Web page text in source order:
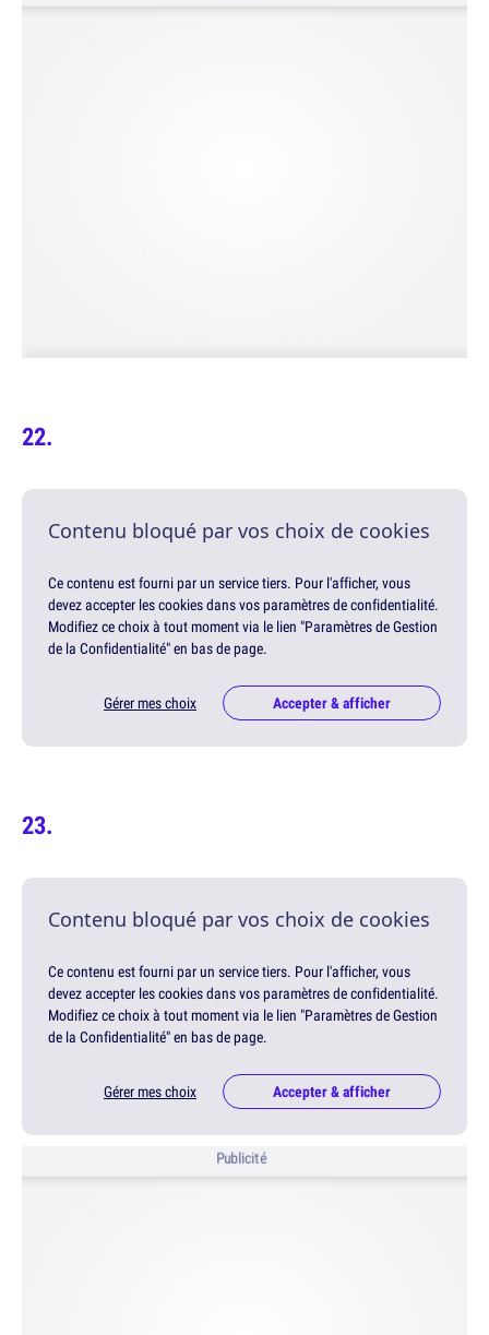
Contenu bloqué par vos choix de cookies
Ce contenu est fourni par un service tiers. Pour l'afficher, vous
devez accepter les cookies dans vos paramètres de confidentialité.
Modifiez ce choix à tout moment via le lien "Paramètres de Gestion
de la Confidentialité" en bas de page.
Gérer mes choix Accepter & afficher
Contenu bloqué par vos choix de cookies
Ce contenu est fourni par un service tiers. Pour l'afficher, vous
devez accepter les cookies dans vos paramètres de confidentialité.
Modifiez ce choix à tout moment via le lien "Paramètres de Gestion
de la Confidentialité" en bas de page.
Gérer mes choix Accepter & afficher
Publicité